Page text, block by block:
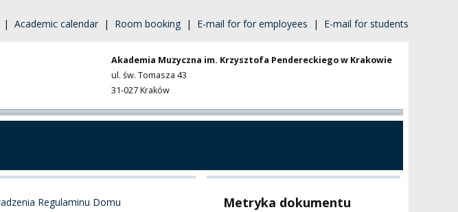
| Academic calendar | Room booking | E-mail for for employees | E-mail for students
Akademia Muzyczna im. Krzysztofa Pendereckiego w Krakowie
ul. św. Tomasza 43
31-027 Kraków
Metryka dokumentu
Regulaminu Domu